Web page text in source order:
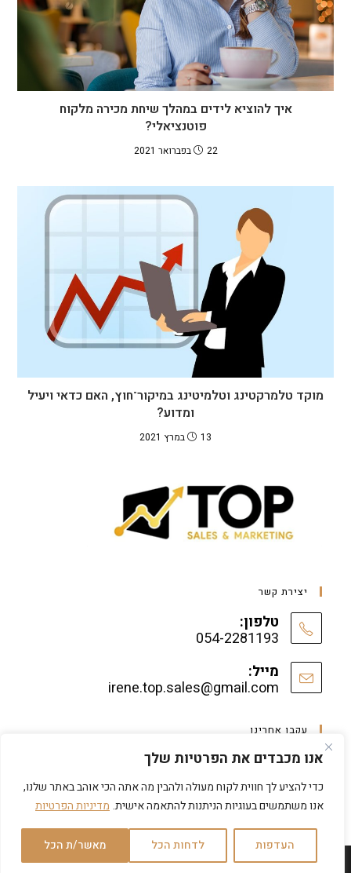
אנו מכבדים את הפרטיות שלך
כדי להציע לך חווית לקוח מעולה ולהבין מה אתה הכי אוהב באתר שלנו,
אנו משתמשים בעוגיות הניתנות להתאמה אישית. מדיניות הפרטיות
העדפות לדחות הכל מאשר/ת הכל
איך להוציא לידים במהלך שיחת מכירה מלקוח
פוטנציאלי?
22 בפברואר 2021
מוקד טלמרקטינג וטלמיטינג במיקור־חוץ, האם כדאי ויעיל
ומדוע?
13 במרץ 2021
יצירת קשר
טלפון:
054-2281193
מייל:
irene.top.sales@gmail.com
עקבו אחרינו
©פותח ב על ידי TM-Digital בשיתוף MOON